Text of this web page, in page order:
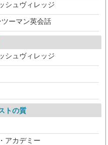
シュヴィレッジ
ーマン英会話
シュヴィレッジ
トの質
アカデミー